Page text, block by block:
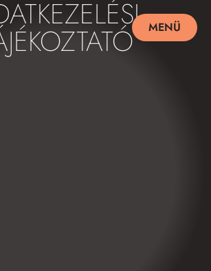
MENÜ